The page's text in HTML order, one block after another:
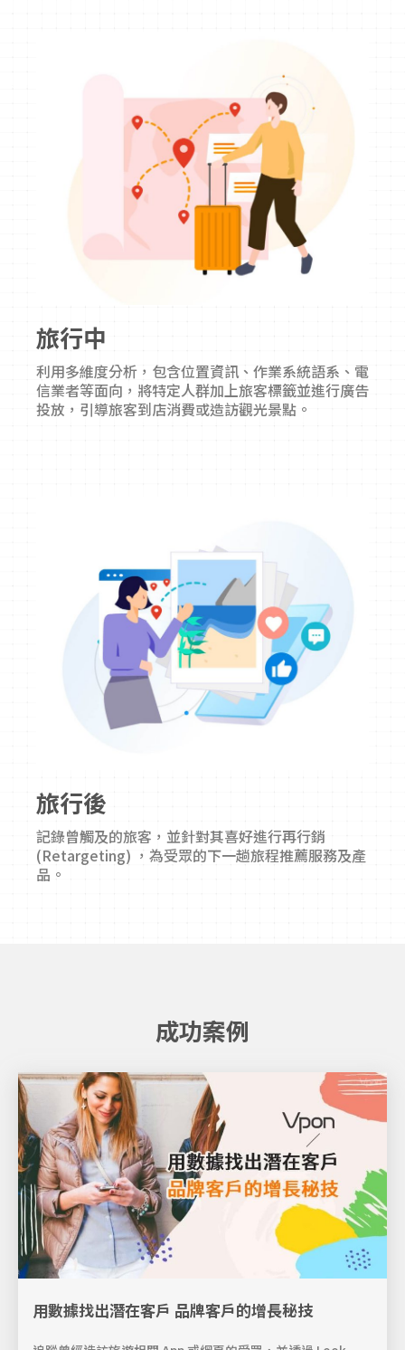
旅行中
利用多維度分析，包含位置資訊、作業系統語系、電
信業者等面向，將特定人群加上旅客標籤並進行廣告
投放，引導旅客到店消費或造訪觀光景點。
旅行後
記錄曾觸及的旅客，並針對其喜好進行再行銷
(Retargeting) ，為受眾的下一趟旅程推薦服務及產
品。
成功案例
用數據找出潛在客戶 品牌客戶的增長秘技